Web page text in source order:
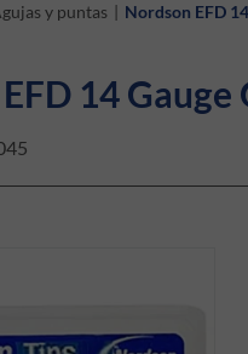
y puntas | Nordson EFD
14